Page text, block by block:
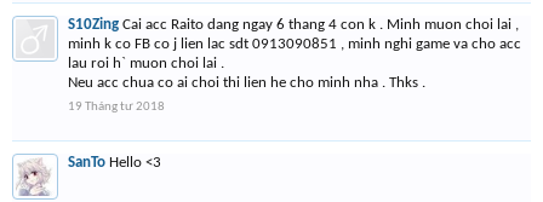
S10Zing Cai acc Raito dang ngay 6 thang 4 con k . Minh muon choi lai ,
minh k co FB co j lien lac sdt 0913090851 , minh nghi game va cho acc
lau roi h` muon choi lai .
Neu acc chua co ai choi thi lien he cho minh nha . Thks .
19 Tháng tư 2018
SanTo Hello <3